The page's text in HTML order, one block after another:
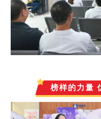
榜样的力量